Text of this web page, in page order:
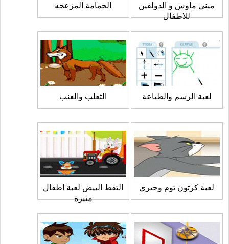
ميني ماوس و الدولفين
للاطفال
الحمامة المزعجه
لعبة الرسم والطباعة الثعلب والعنب
لعبة كرتون توم وجيري
التقط البيض لعبة اطفال
مثيرة